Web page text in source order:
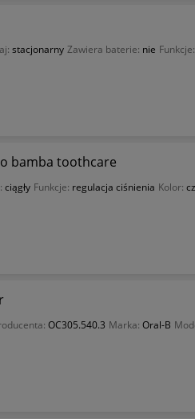
stacjonarny Zawiera baterie: nie Funkcje:
bamba toothcare
ciągły Funkcje: regulacja ciśnienia Kolor:
OC305.540.3 Marka: Oral-B